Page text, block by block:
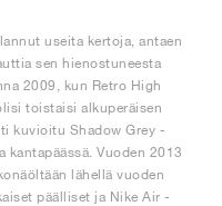
useita kertoja, antaen
sen hienostuneesta
2009, kun Retro High
toistaisi alkuperäisen
kuvioitu Shadow Grey -
kantapäässä. Vuoden 2013
lähellä vuoden
päälliset ja Nike Air -